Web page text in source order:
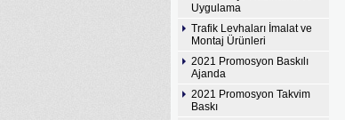
Uygulama
Trafik Levhaları İmalat ve
Montaj Ürünleri
2021 Promosyon Baskılı
Ajanda
2021 Promosyon Takvim
Baskı